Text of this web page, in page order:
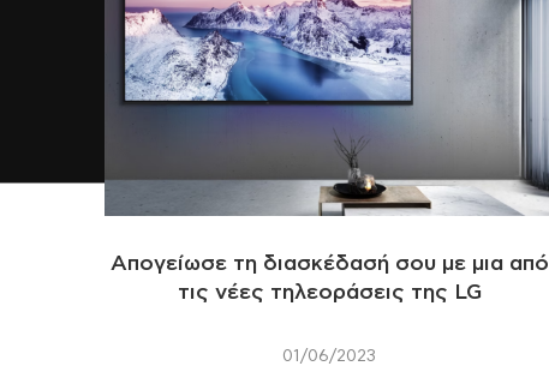
Απογείωσε τη διασκέδασή σου με μια από
τις νέες τηλεοράσεις της LG
01/06/2023